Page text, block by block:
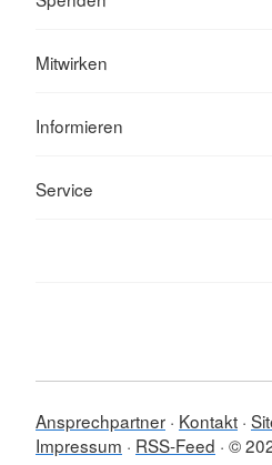
Mitwirken
Informieren
Service
Ansprechpartner Kontakt
Impressum
RSS-Feed ©